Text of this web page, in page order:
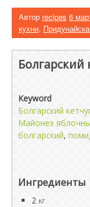
Автор recipes 6
кухни,
Болгарский
Keyword
Болгарский
Майонез
болгарский,
Ингредиенты
2 кг